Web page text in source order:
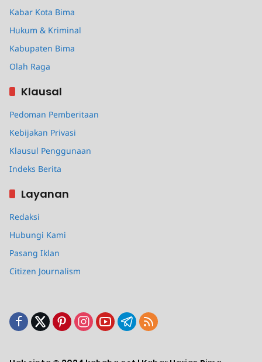
Kabar Kota Bima
Hukum & Kriminal
Kabupaten Bima
Olah Raga
Klausal
Pedoman Pemberitaan
Kebijakan Privasi
Klausul Penggunaan
Indeks Berita
Layanan
Redaksi
Hubungi Kami
Pasang Iklan
Citizen Journalism